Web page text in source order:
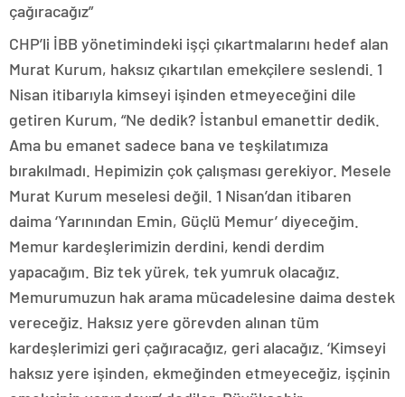
çağıracağız”
CHP’li İBB yönetimindeki işçi çıkartmalarını hedef alan
Murat Kurum, haksız çıkartılan emekçilere seslendi. 1
Nisan itibarıyla kimseyi işinden etmeyeceğini dile
getiren Kurum, “Ne dedik? İstanbul emanettir dedik.
Ama bu emanet sadece bana ve teşkilatımıza
bırakılmadı. Hepimizin çok çalışması gerekiyor. Mesele
Murat Kurum meselesi değil. 1 Nisan’dan itibaren
daima ‘Yarınından Emin, Güçlü Memur’ diyeceğim.
Memur kardeşlerimizin derdini, kendi derdim
yapacağım. Biz tek yürek, tek yumruk olacağız.
Memurumuzun hak arama mücadelesine daima destek
vereceğiz. Haksız yere görevden alınan tüm
kardeşlerimizi geri çağıracağız, geri alacağız. ‘Kimseyi
haksız yere işinden, ekmeğinden etmeyeceğiz, işçinin